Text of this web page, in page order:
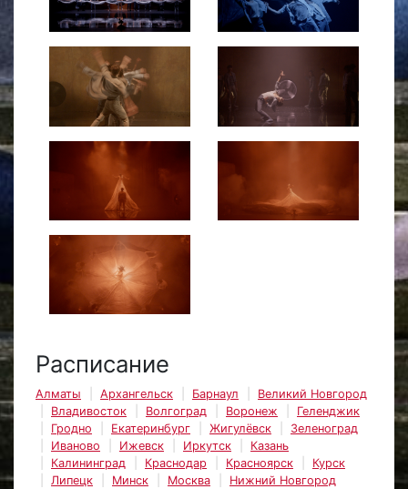
Расписание
Алматы Архангельск Барнаул
Великий Новгород
Владивосток
Волгоград Воронеж
Геленджик
Гродно
Екатеринбург Жигулёвск
Зеленоград
Иваново
Ижевск Иркутск
Казань
Калининград
Краснодар Красноярск
Курск
Липецк
Минск Москва
Нижний Новгород